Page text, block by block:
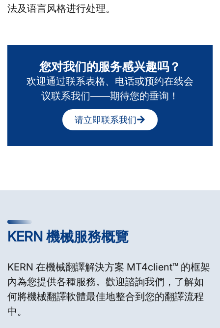
法及语言风格进行处理。
您对我们的服务感兴趣吗？
欢迎通过联系表格、电话或预约在线会
议联系我们——期待您的垂询！
请立即联系我们
KERN 機械服務概覽
KERN 在機械翻譯解決方案 MT4client™ 的框架
內為您提供各種服務。歡迎諮詢我們，了解如
何將機械翻譯軟體最佳地整合到您的翻譯流程
中。